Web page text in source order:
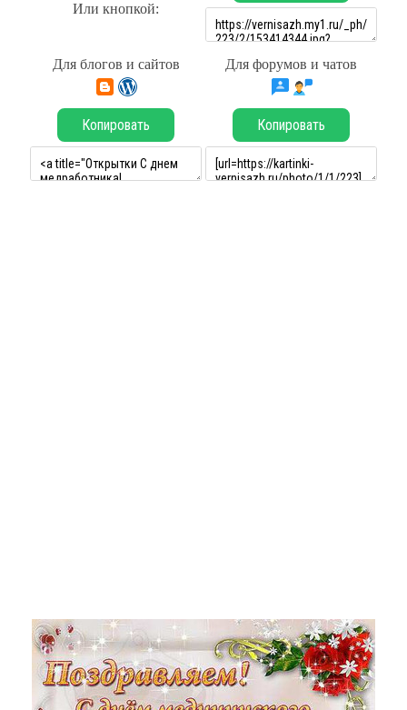
Или кнопкой:
Для блогов и сайтов Для форумов и чатов
Копировать Копировать